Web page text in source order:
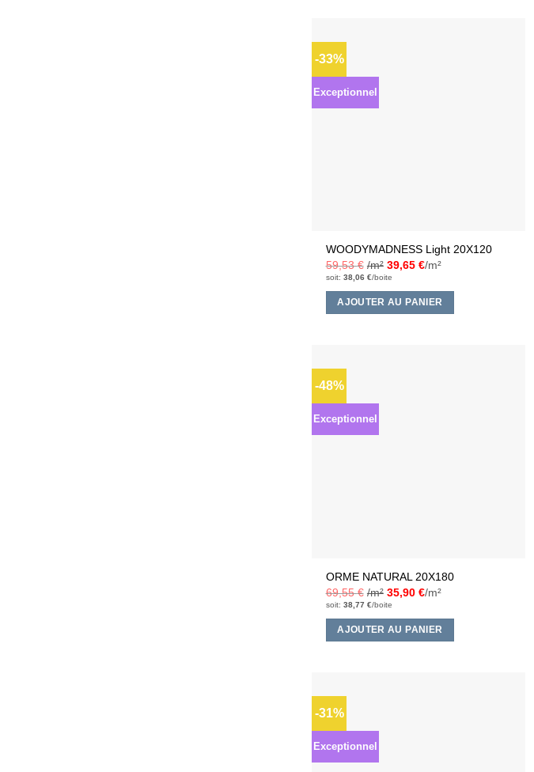
-33%
Exceptionnel
WOODYMADNESS Light 20X120
59,53€ /m² 39,65 €/m²
soit: 38,06 €/boite
AJOUTER AU PANIER
-48%
Exceptionnel
ORME NATURAL 20X180
69,55€ /m² 35,90 €/m²
soit: 38,77 €/boite
AJOUTER AU PANIER
-31%
Exceptionnel